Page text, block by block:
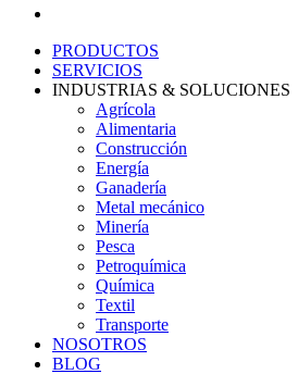
PRODUCTOS
SERVICIOS
INDUSTRIAS & SOLUCIONES
Agrícola
Alimentaria
Construcción
Energía
Ganadería
Metal mecánico
Minería
Pesca
Petroquímica
Química
Textil
Transporte
NOSOTROS
BLOG